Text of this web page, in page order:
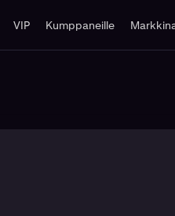
VIP Kumppaneille